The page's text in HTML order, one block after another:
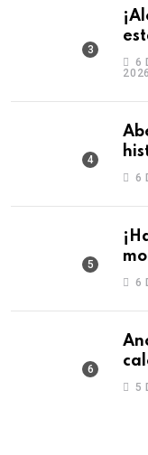
6
2026
la6
6
5